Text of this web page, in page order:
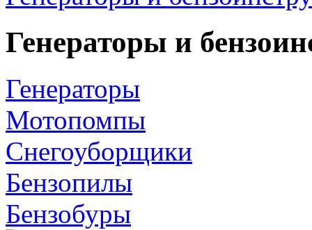
Генераторы и
Генераторы
Мотопомпы
Снегоуборщики
Бензопилы
Бензобуры